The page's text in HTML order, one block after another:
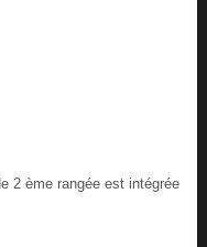
2 ème rangée est intégrée